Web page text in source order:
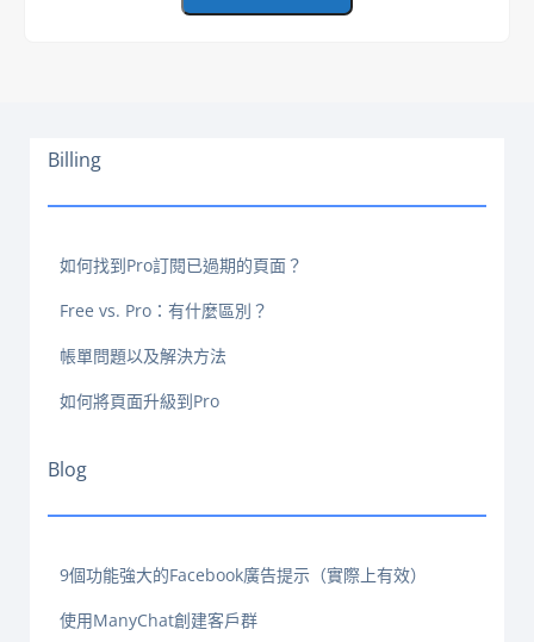
Billing
如何找到Pro訂閱已過期的頁面？
Free vs. Pro：有什麼區別？
帳單問題以及解決方法
如何將頁面升級到Pro
Blog
9個功能強大的Facebook廣告提示（實際上有效）
使用ManyChat創建客戶群